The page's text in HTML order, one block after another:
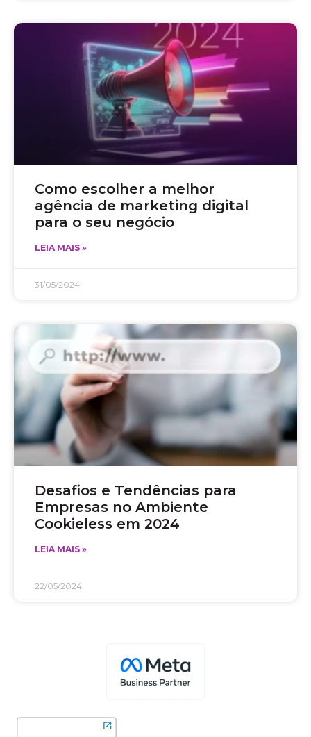
Como escolher a melhor
agência de marketing digital
para o seu negócio
LEIA MAIS »
31/05/2024
Desafios e Tendências para
Empresas no Ambiente
Cookieless em 2024
LEIA MAIS »
22/05/2024